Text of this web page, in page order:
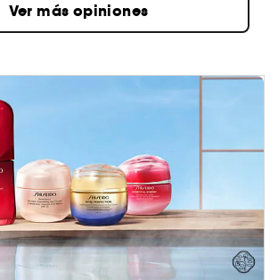
Ver más opiniones